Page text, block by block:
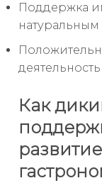
Поддержка
Как